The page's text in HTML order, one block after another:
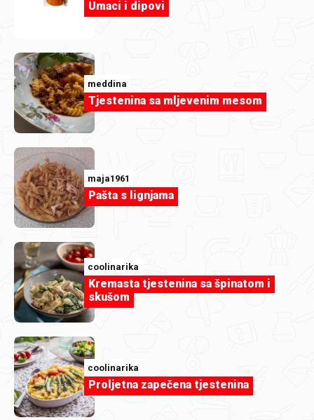
Umaci i dipovi
meddina
Tjestenina sa mljevenim mesom
maja1961
Pašta s lignjama
coolinarika
Kremasta tjestenina sa špinatom i
skušom
coolinarika
Proljetna zapečena tjestenina